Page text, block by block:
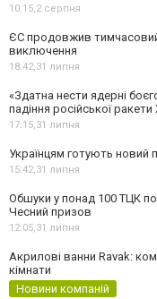
10:15,2 серпня
ЄС продовжив тимчасовий
виключення
18:42,31 липня
«Здатна нести ядерні
падіння російської ракети
17:15,31 липня
Українцям готують новий
15:42,31 липня
Обшуки у понад 100 ТЦК
Чесний призов
12:05,31 липня
Акрилові ванни Ravak:
кімнати
Новини компаній